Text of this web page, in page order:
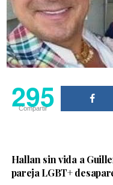
295
Compartir
Hallan sin vida a
pareja LGBT+